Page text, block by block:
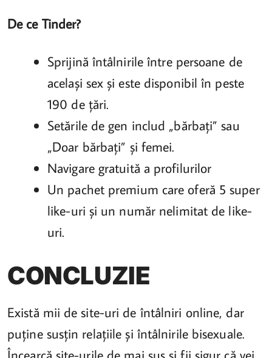
De ce Tinder?
Sprijină întâlnirile între persoane de
același sex și este disponibil în peste
190 de țări.
Setările de gen includ „bărbați” sau
„Doar bărbați” și femei.
Navigare gratuită a profilurilor
Un pachet premium care oferă 5 super
like-uri și un număr nelimitat de like-
uri.
CONCLUZIE
Există mii de site-uri de întâlniri online, dar
puține susțin relațiile și întâlnirile bisexuale.